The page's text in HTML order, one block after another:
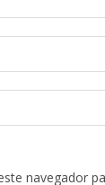
navegador